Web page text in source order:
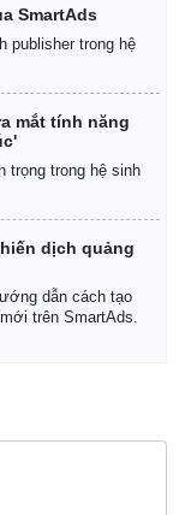
SmartAds
publisher trong hệ
mắt tính năng
trọng trong hệ sinh
dịch quảng
dẫn cách tạo
trên SmartAds.